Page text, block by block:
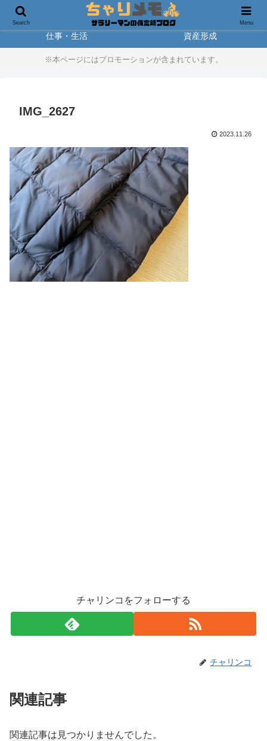
製品レビュー
仕事・生活 資産形成
※本ページにはプロモーションが含まれています。
IMG_2627
2023.11.26
チャリンコをフォローする
チャリンコ
関連記事
関連記事は見つかりませんでした。
Search Menu